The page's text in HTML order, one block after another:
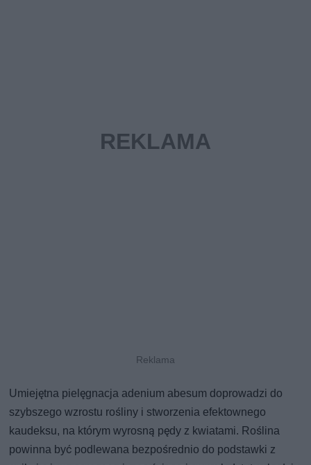
Umiejętna pielęgnacja adenium abesum doprowadzi do
szybszego wzrostu rośliny i stworzenia efektownego
kaudeksu, na którym wyrosną pędy z kwiatami. Roślina
powinna być podlewana bezpośrednio do podstawki z